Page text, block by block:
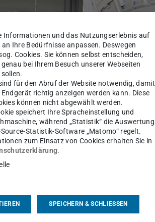
Daimler AG
werden, die anschließend zur
werden soll.
bearbeitet:
Informationen und das Nutzungserlebnis auf
an Ihre Bedürfnisse anpassen. Deswegen
Cookies. Sie können selbst entscheiden,
bei Ihrem Besuch unserer Webseiten
für den Abruf der Website notwendig, damit
richtig anzeigen werden kann. Diese
können nicht abgewählt werden.
speichert Ihre Spracheinstellung und
während „Statistik“ die Auswertung
Statistik-Software „Matomo“ regelt.
zum Einsatz von Cookies erhalten Sie in
.
SPEICHERN & SCHLIESSEN